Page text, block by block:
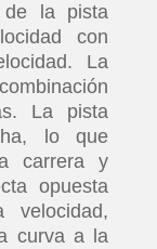
de la pista
con
La
La pista
lo que
carrera y
opuesta
curva a la